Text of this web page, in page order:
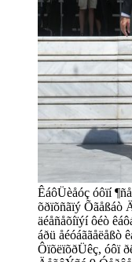
ÊáôÜèåóç óôïí
õðïõñãïý Õãåßáò
äéåñåõíïýí ôéò
áðü åéóáããåëåßò
ÔïõëïõðÜêç, óôï